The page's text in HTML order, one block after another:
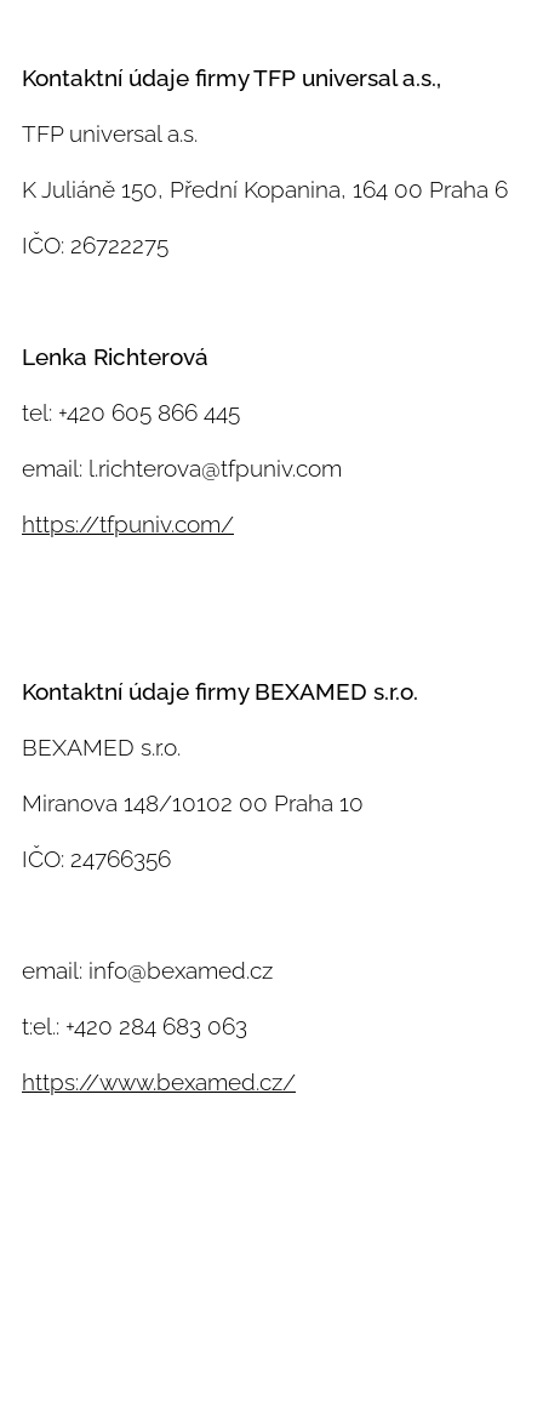
Kontaktní údaje firmy TFP universal a.s.,
TFP universal a.s.
K Juliáně 150, Přední Kopanina, 164 00 Praha 6
IČO: 26722275
Lenka Richterová
tel: +420 605 866 445
email: l.richterova@tfpuniv.com
https://tfpuniv.com/
Kontaktní údaje firmy BEXAMED s.r.o.
BEXAMED s.r.o.
Miranova 148/10102 00 Praha 10
IČO: 24766356
email: info@bexamed.cz
t:el.: +420 284 683 063
https://www.bexamed.cz/